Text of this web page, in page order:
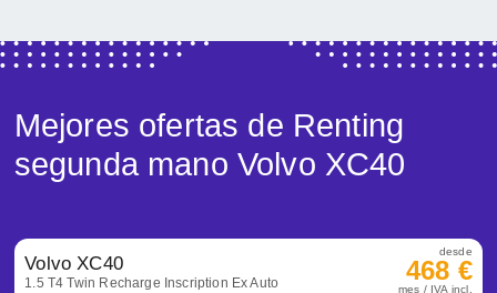
Mejores ofertas de Renting
segunda mano Volvo XC40
Volvo XC40
1.5 T4 Twin Recharge Inscription Ex Auto
desde
468 €
mes / IVA incl.